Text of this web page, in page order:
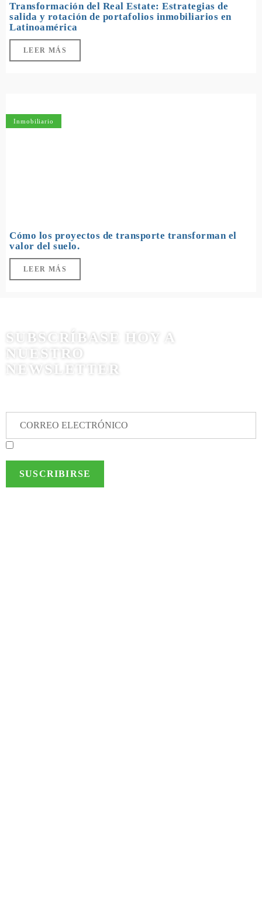
Transformación del Real Estate: Estrategias de
salida y rotación de portafolios inmobiliarios en
Latinoamérica
LEER MÁS
Inmobiliario
Cómo los proyectos de transporte transforman el
valor del suelo.
LEER MÁS
SUBSCRÍBASE HOY A
NUESTRO
NEWSLETTER